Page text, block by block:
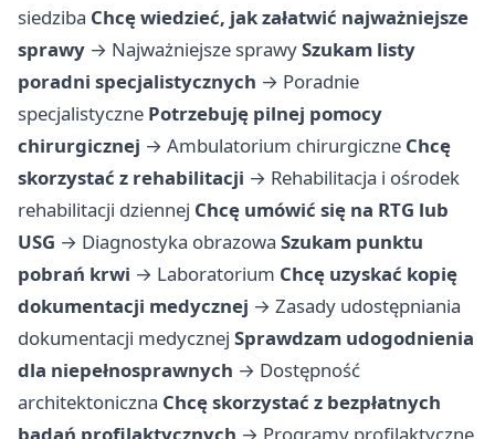
siedziba Chcę wiedzieć, jak załatwić najważniejsze
sprawy → Najważniejsze sprawySzukam listy
poradni specjalistycznych → Poradnie
specjalistyczne Potrzebuję pilnej pomocy
chirurgicznej → Ambulatorium chirurgiczne Chcę
skorzystać z rehabilitacji → Rehabilitacja i ośrodek
rehabilitacji dziennej Chcę umówić się na RTG lub
USG → Diagnostyka obrazowa Szukam punktu
pobrań krwi → Laboratorium Chcę uzyskać kopię
dokumentacji medycznej → Zasady udostępniania
dokumentacji medycznej Sprawdzam udogodnienia
dla niepełnosprawnych → Dostępność
architektoniczna Chcę skorzystać z bezpłatnych